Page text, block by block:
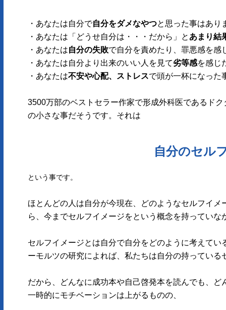
・あなたは自分で自分をダメなやつと思った事はあり
・あなたは「どうせ自分は・・・だから」と あまり結
・あなたは自分の失敗で自分を責めたり、罪悪感を感
・あなたは自分より出来のいい人を見て劣等感を感じ
・あなたは不安や心配、ストレスで頭が一杯になった
3500万部のベストセラー作家で形成外科医であるド
の小さな事だそうです。それは
自分のセル
という事です。
ほとんどの人は自分が今現在、どのようなセルフイ
ら、今までセルフイメージをという概念を持っていな
セルフイメージとは自分で自分をどのように考えて
ーモルツの研究によれば、私たちは自分の持ってい
だから、どんなに成功本や自己啓発本を読んでも、
一時的にモチベーションは上がるものの、